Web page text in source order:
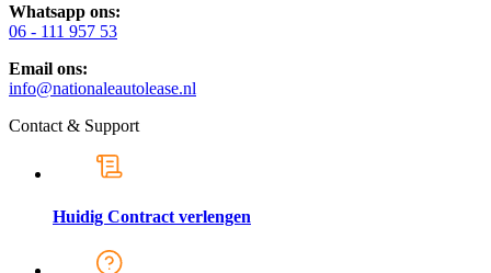
Whatsapp ons:
06 - 111 957 53
Email ons:
info@nationaleautolease.nl
Contact & Support
Huidig Contract verlengen